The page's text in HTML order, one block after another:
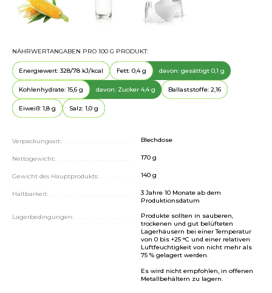
NÄHRWERTANGABEN PRO 100 G PRODUKT:
Energiewert: 328/78 kJ/kcal Fett: 0,4 g davon: gesättigt 0,1 g
Kohlenhydrate: 15,6 g davon: Zucker 4,4 g Ballaststoffe: 2,16
Eiweiß: 1,8 g Salz: 1,0 g
Verpackungsart: ......................................................................
Blechdose
Nettogewicht: ......................................................................
170 g
Gewicht des Hauptprodukts: ......................................................................
140 g
Haltbarkeit: ......................................................................
3 Jahre 10 Monate ab dem
Produktionsdatum
Lagerbedingungen: ......................................................................
Produkte sollten in sauberen,
trockenen und gut belüfteten
Lagerhäusern bei einer Temperatur
von 0 bis +25 °C und einer relativen
Luftfeuchtigkeit von nicht mehr als
75 % gelagert werden.
Es wird nicht empfohlen, in offenen
Metallbehältern zu lagern.